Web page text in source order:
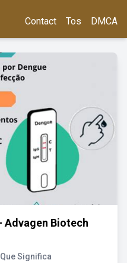
Contact Tos DMCA
Advagen Biotech
Significa